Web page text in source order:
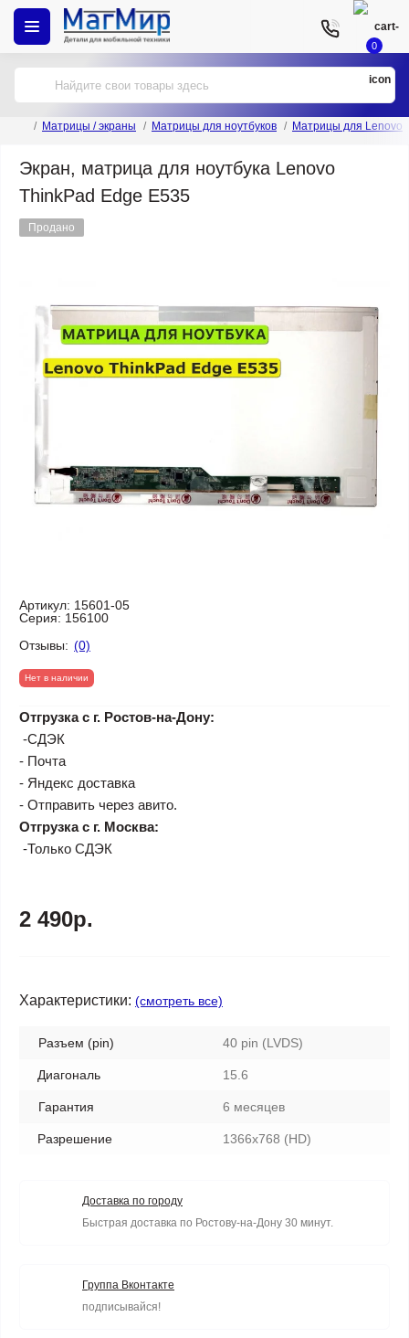
0
Матрицы / экраны Матрицы для ноутбуков Матрицы для Lenovo
Экран, матрица для ноутбука Lenovo
ThinkPad Edge E535
Продано
Артикул: 15601-05
Серия: 156100
Отзывы: (0)
Нет в наличии
Отгрузка с г. Ростов-на-Дону:
-СДЭК
- Почта
- Яндекс доставка
- Отправить через авито.
Отгрузка с г. Москва:
-Только СДЭК
2 490р.
Характеристики: (смотреть все)
Разъем (pin) 40 pin (LVDS)
Диагональ 15.6
Гарантия 6 месяцев
Разрешение 1366x768 (HD)
Доставка по городу
Быстрая доставка по Ростову-на-Дону 30 минут.
Группа Вконтакте
подписывайся!